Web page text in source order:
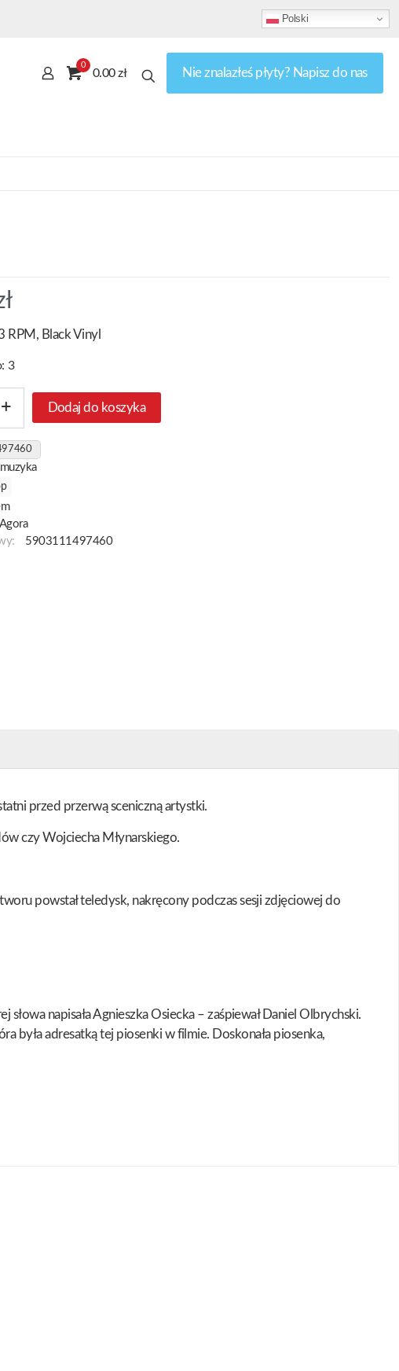
Polski
0
0.00 zł Nie znalazłeś płyty? Napisz do nas
RPM, Black Vinyl
3
Dodaj do koszyka
muzyka
Agora
5903111497460
przed przerwą sceniczną artystki.
czy Wojciecha Młynarskiego.
powstał teledysk, nakręcony podczas sesji zdjęciowej do
napisała Agnieszka Osiecka – zaśpiewał Daniel Olbrychski.
była adresatką tej piosenki w filmie. Doskonała piosenka,